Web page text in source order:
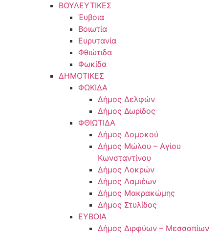
ΒΟΥΛΕΥΤΙΚΕΣ
Έυβοια
Βοιωτία
Ευρυτανία
Φθιώτιδα
Φωκίδα
ΔΗΜΟΤΙΚΕΣ
ΦΩΚΙΔΑ
Δήμος Δελφών
Δήμος Δωρίδος
ΦΘΙΩΤΙΔΑ
Δήμος Δομοκού
Δήμος Μώλου – Αγίου
Κωνσταντίνου
Δήμος Λοκρών
Δήμος Λαμιέων
Δήμος Μακρακώμης
Δήμος Στυλίδος
ΕΥΒΟΙΑ
Δήμος Διρφύων – Μεσσαπίων